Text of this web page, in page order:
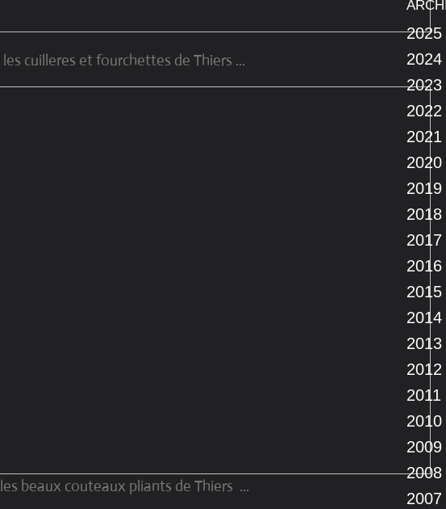
les cuilleres et fourchettes de Thiers ...
les beaux couteaux pliants de Thiers ...
2025
2024
2023
2022
2021
2020
2019
2018
2017
2016
2015
2014
2013
2012
2011
2010
2009
2008
2007